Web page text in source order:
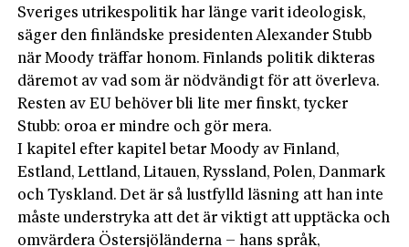
Sveriges utrikespolitik har länge varit ideologisk,
säger den finländske presidenten Alexander Stubb
när Moody träffar honom. Finlands politik dikteras
däremot av vad som är nödvändigt för att överleva.
Resten av EU behöver bli lite mer finskt, tycker
Stubb: oroa er mindre och gör mera.
I kapitel efter kapitel betar Moody av Finland,
Estland, Lettland, Litauen, Ryssland, Polen, Danmark
och Tyskland. Det är så lustfylld läsning att han inte
måste understryka att det är viktigt att upptäcka och
omvärdera Östersjöländerna – hans språk,